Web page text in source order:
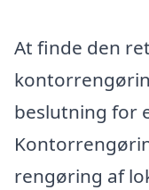
At finde den
beslutning for
rengøring af